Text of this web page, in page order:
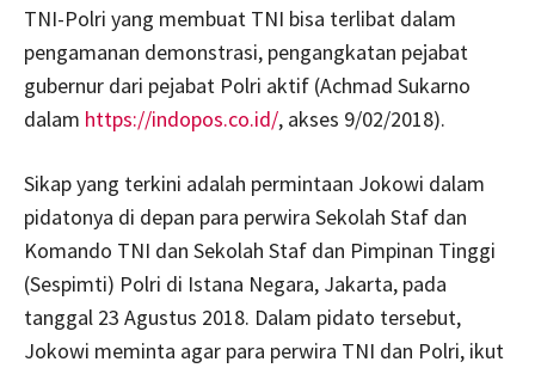
TNI-Polri yang membuat TNI bisa terlibat dalam
pengamanan demonstrasi, pengangkatan pejabat
gubernur dari pejabat Polri aktif (Achmad Sukarno
dalam https://indopos.co.id/, akses 9/02/2018).
Sikap yang terkini adalah permintaan Jokowi dalam
pidatonya di depan para perwira Sekolah Staf dan
Komando TNI dan Sekolah Staf dan Pimpinan Tinggi
(Sespimti) Polri di Istana Negara, Jakarta, pada
tanggal 23 Agustus 2018. Dalam pidato tersebut,
Jokowi meminta agar para perwira TNI dan Polri, ikut